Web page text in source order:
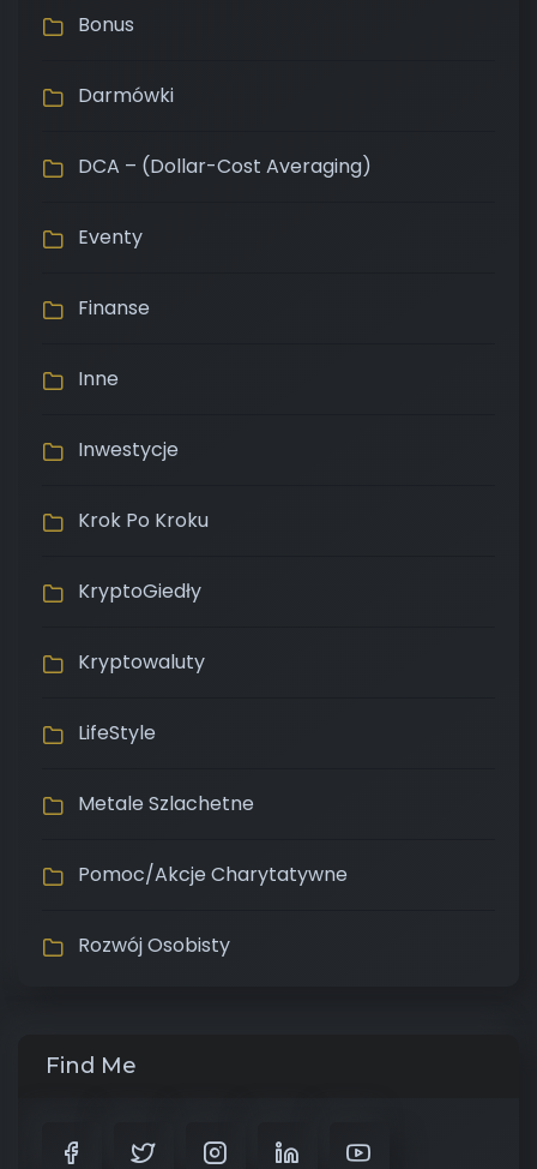
Bonus
Darmówki
DCA – (Dollar-Cost Averaging)
Eventy
Finanse
Inne
Inwestycje
Krok Po Kroku
KryptoGiedły
Kryptowaluty
LifeStyle
Metale Szlachetne
Pomoc/Akcje Charytatywne
Rozwój Osobisty
Find Me